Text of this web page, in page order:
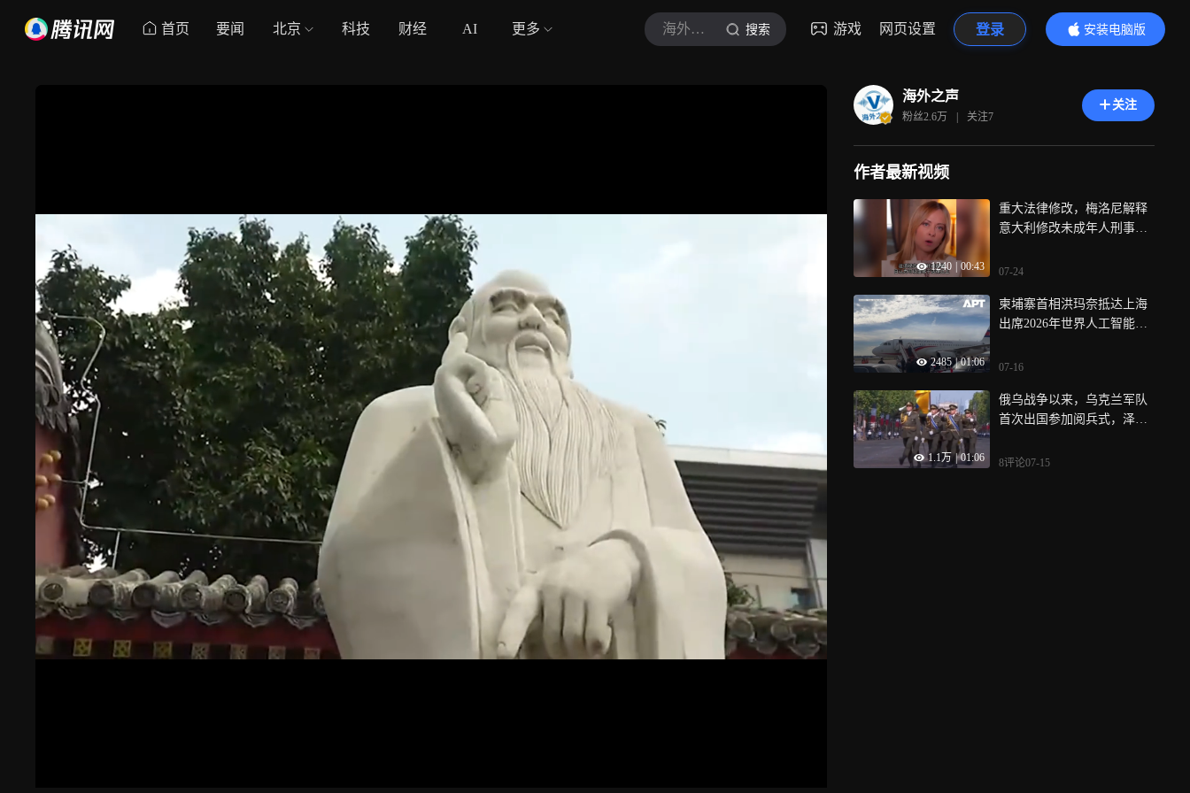
首页 要闻 北京 科技 财经 AI 更多 海外之声 搜索 游戏 网页设置 登录
安装电脑版
内容更精彩
海外之声
粉丝2.6万 | 关注7
关注
作者最新视频
1240 00:43
重大法律修改，梅洛尼解释
意大利修改未成年人刑事责
07-24
2485 | 01:06
柬埔寨首相洪玛奈抵达上海
出席2026年世界人工智能大
07-16
1.1万 01:06
俄乌战争以来，乌克兰军队
首次出国参加阅兵式，泽连
8评论07-15